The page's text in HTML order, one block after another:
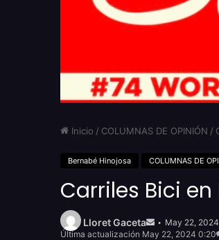
Inicio / COLUMNAS DE OPINIÓN /
Bernabé Hinojosa COLUMNAS DE
Carriles Bici
Lloret Gaceta
emailMay 22,
Última actualización May 22, 2024 0:20